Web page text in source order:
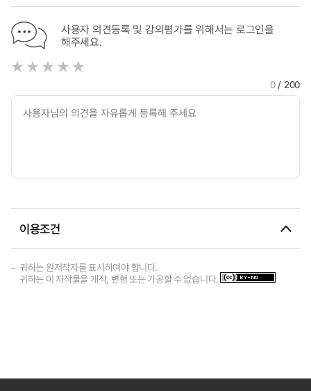
사용자 의견등록 및 강의평가를 위해서는 로그인을
해주세요.
0/ 200
이용조건
귀하는 원저작자를 표시하여야 합니다.
귀하는 이 저작물을 개작, 변형 또는 가공할 수 없습니다.